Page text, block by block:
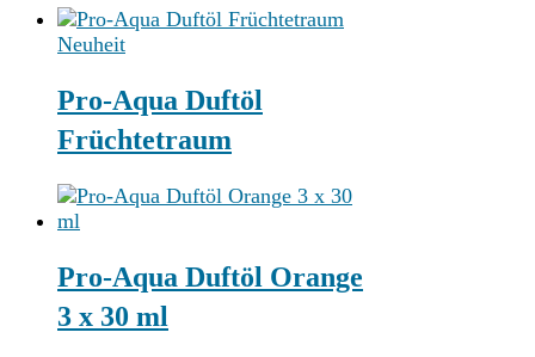
Neuheit
Pro-Aqua Duftöl
Früchtetraum
Pro-Aqua Duftöl Orange
3 x 30 ml